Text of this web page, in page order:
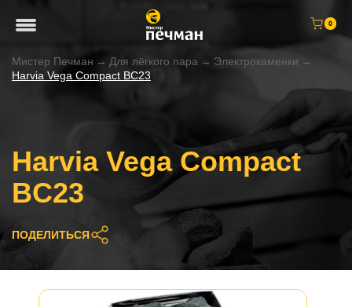
0
Мистер Печман → Для лёгкого пара → Электрокаменки →
Harvia Vega Compact BC23
Harvia Vega Compact
BC23
ПОДЕЛИТЬСЯ